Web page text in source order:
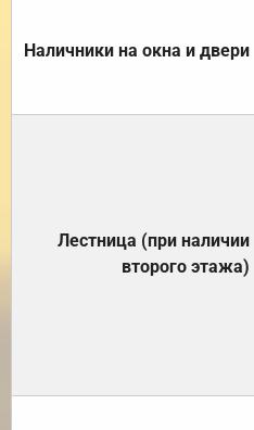
Наличники на окна и двери
Лестница (при наличии
второго этажа)